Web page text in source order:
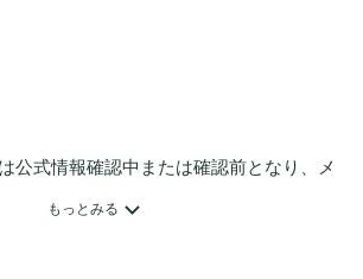
公式情報確認中または確認前となり、メ
もっとみる